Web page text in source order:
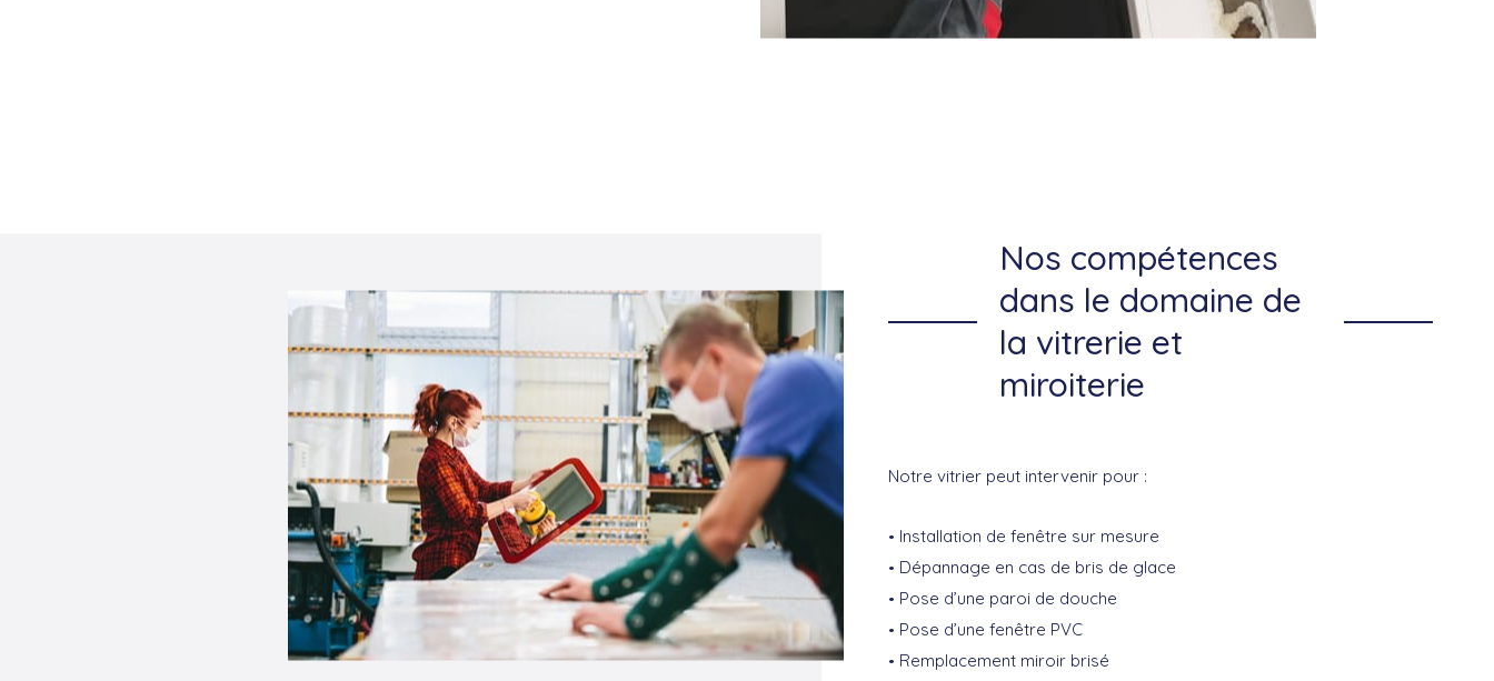
Nos compétences
dans le domaine de
la vitrerie et
miroiterie
Notre vitrier peut intervenir pour :
Installation de fenêtre sur mesure
Dépannage en cas de bris de glace
Pose d’une paroi de douche
Pose d’une fenêtre PVC
Remplacement miroir brisé